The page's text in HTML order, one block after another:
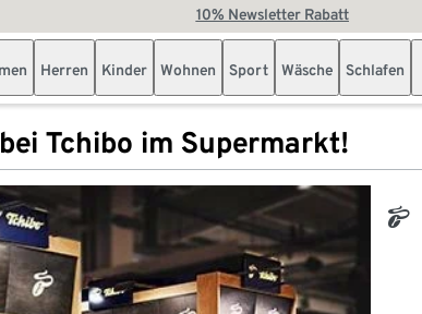
10% Newsletter Rabatt
Herren Kinder Wohnen Sport Wäsche Schlafen
Tchibo im Supermarkt!
tchibo_logo